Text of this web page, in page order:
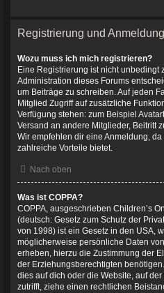
Registrierung und Anmeldung
Wozu muss ich mich registrieren?
Eine Registrierung ist nicht unbedingt
Administration dieses Forums
um Beiträge zu schreiben. Auf jeden
Mitglied Zugriff auf zusätzliche
Verfügung stehen: zum Beispiel
Versand an andere Mitglieder, Beitritt
Wir empfehlen dir eine Anmeldung,
zahlreiche Vorteile bietet.
Nach oben
Was ist COPPA?
COPPA, ausgeschrieben Children’s
(deutsch: Gesetz zum Schutz der
von 1998) ist ein Gesetz in den USA,
möglicherweise persönliche Daten
erheben, hierzu die Zustimmung der
der Erziehungsberechtigten
dies auf dich oder die Website, auf
zutrifft, ziehe einen rechtlichen